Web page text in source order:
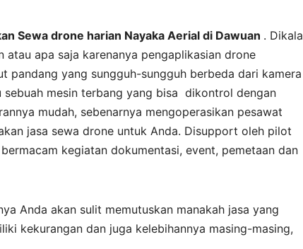
Sewa drone harian Nayaka Aerial di Dawuan . Dikala
apa saja karenanya pengaplikasian drone
pandang yang sungguh-sungguh berbeda dari kamera
mesin terbang yang bisa dikontrol dengan
mudah, sebenarnya mengoperasikan pesawat
jasa sewa drone untuk Anda. Disupport oleh pilot
kegiatan dokumentasi, event, pemetaan dan
Anda akan sulit memutuskan manakah jasa yang
kekurangan dan juga kelebihannya masing-masing,